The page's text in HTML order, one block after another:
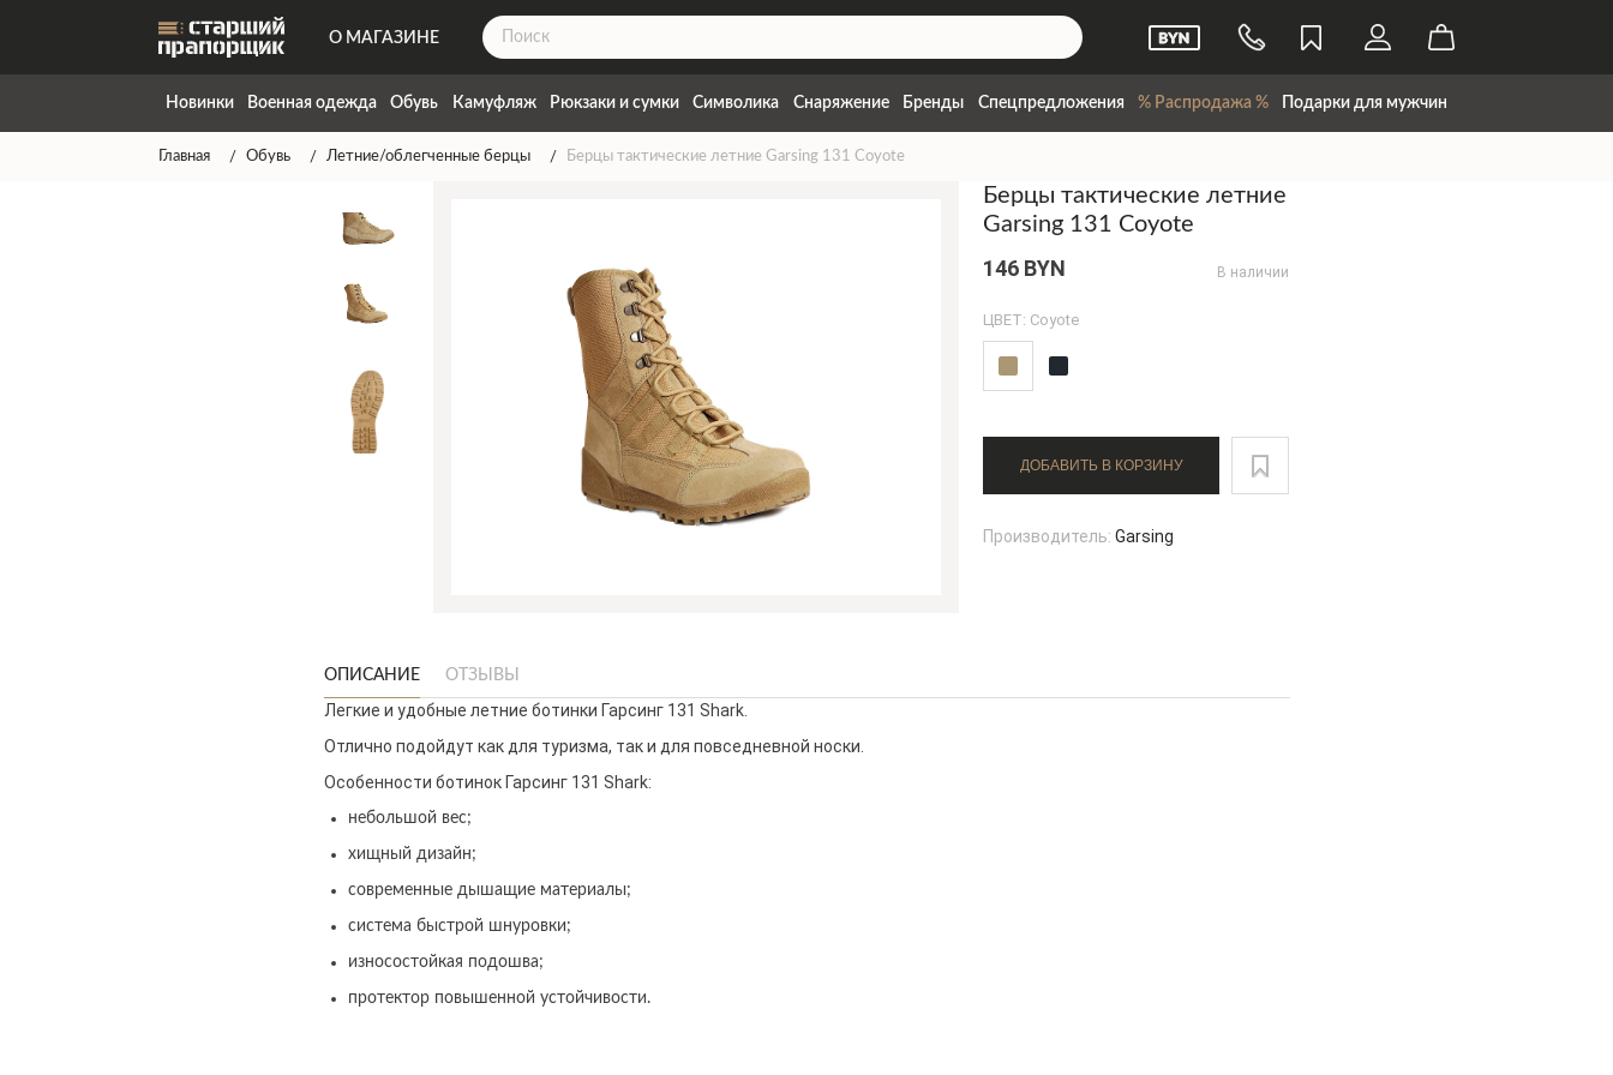
О МАГАЗИНЕ
ДОСТАВКА
КОНТАКТЫ
ТАБЛИЦА РАЗМЕРОВ
ГАРАНТИЯ
Новинки Военная одежда Обувь Камуфляж Рюкзаки и сумки Символика Снаряжение Бренды Спецпредложения % Распродажа % Подарки для мужчин
Главная Обувь Летние/облегченные берцы Берцы тактические летние Garsing 131 Coyote
Берцы тактические летние
Garsing 131 Coyote
146 BYN В наличии
ЦВЕТ: Coyote
ДОБАВИТЬ В КОРЗИНУ
Производитель:Garsing
ОПИСАНИЕ ОТЗЫВЫ
Легкие и удобные летние ботинки Гарсинг 131 Shark.
Отлично подойдут как для туризма, так и для повседневной носки.
Особенности ботинок Гарсинг 131 Shark:
небольшой вес;
хищный дизайн;
современные дышащие материалы;
система быстрой шнуровки;
износостойкая подошва;
протектор повышенной устойчивости.